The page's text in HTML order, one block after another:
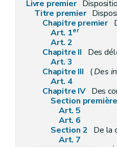
Livre premier Dispositions
Titre premier
Chapitre premier
Art. 1er
Art. 2
Chapitre II
Des
Art. 3
Chapitre III
(Des
Art. 4
Chapitre IV Des
Section première
Art. 5
Art. 6
Section 2 De la
Art. 7